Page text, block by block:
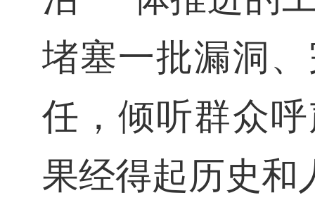
堵塞一批漏洞
任，倾听群众
果经得起历史和